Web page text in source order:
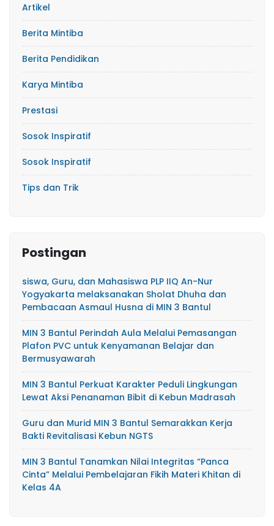
Artikel
Berita Mintiba
Berita Pendidikan
Karya Mintiba
Prestasi
Sosok Inspiratif
Sosok Inspiratif
Tips dan Trik
Postingan
siswa, Guru, dan Mahasiswa PLP IIQ An-Nur
Yogyakarta melaksanakan Sholat Dhuha dan
Pembacaan Asmaul Husna di MIN 3 Bantul
MIN 3 Bantul Perindah Aula Melalui Pemasangan
Plafon PVC untuk Kenyamanan Belajar dan
Bermusyawarah
MIN 3 Bantul Perkuat Karakter Peduli Lingkungan
Lewat Aksi Penanaman Bibit di Kebun Madrasah
Guru dan Murid MIN 3 Bantul Semarakkan Kerja
Bakti Revitalisasi Kebun NGTS
MIN 3 Bantul Tanamkan Nilai Integritas “Panca
Cinta” Melalui Pembelajaran Fikih Materi Khitan di
Kelas 4A